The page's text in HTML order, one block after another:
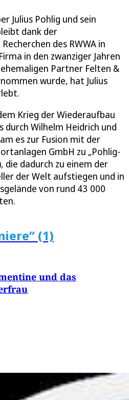
Julius Pohlig und sein
dank der
des RWWA in
in den zwanziger Jahren
Partner Felten &
wurde, hat Julius
Krieg der Wiederaufbau
durch Wilhelm Heidrich und
es zur Fusion mit der
GmbH zu „Pohlig-
die dadurch zu einem der
der Welt aufstiegen und in
von rund 43 000
(1)
und das